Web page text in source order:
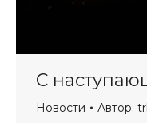
С
Новости Автор: